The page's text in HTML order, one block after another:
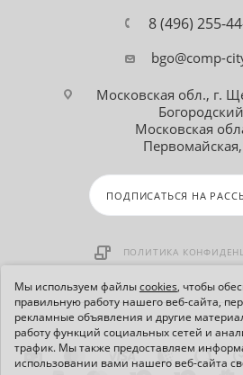
Мы используем файлыcookies, чтобы
правильную работу нашего веб-сайта,
рекламные объявления и другие
работу функций социальных сетей и
трафик. Мы также предоставляем
использовании вами нашего веб-сайта
8 (496) 255-
bgo@comp-
Московская обл., г.
Московская
ПОДПИСАТЬСЯ НА
ПОЛИТИКА